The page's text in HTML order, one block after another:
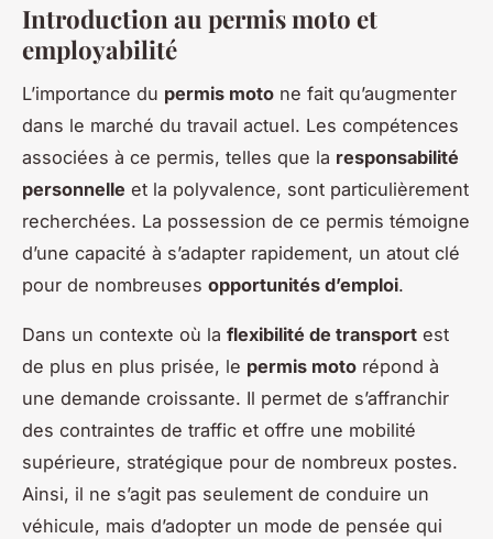
Introduction au permis moto et
employabilité
L’importance du permis moto ne fait qu’augmenter
dans le marché du travail actuel. Les compétences
associées à ce permis, telles que la responsabilité
personnelle et la polyvalence, sont particulièrement
recherchées. La possession de ce permis témoigne
d’une capacité à s’adapter rapidement, un atout clé
pour de nombreuses opportunités d’emploi.
Dans un contexte où la flexibilité de transport est
de plus en plus prisée, le permis moto répond à
une demande croissante. Il permet de s’affranchir
des contraintes de traffic et offre une mobilité
supérieure, stratégique pour de nombreux postes.
Ainsi, il ne s’agit pas seulement de conduire un
véhicule, mais d’adopter un mode de pensée qui